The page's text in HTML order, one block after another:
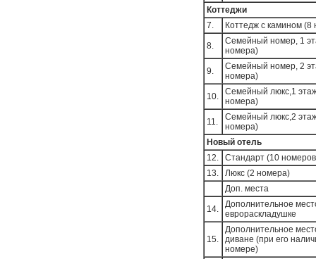
Коттеджи
7.
Коттедж с камином (8
8.
Семейный номер, 1
номера)
9.
Семейный номер, 2
номера)
10.
Семейный люкс,1
номера)
11.
Семейный люкс,2
номера)
Новый отель
12.
Стандарт (10
13.
Люкс (2 номера)
Доп. места
14.
Дополнительное
еврораскладушке
15.
Дополнительное
диване (при его
номере)